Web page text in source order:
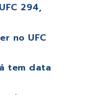
294,
no UFC
tem data